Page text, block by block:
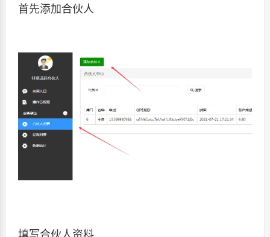
首先添加合伙人
填写合伙人资料